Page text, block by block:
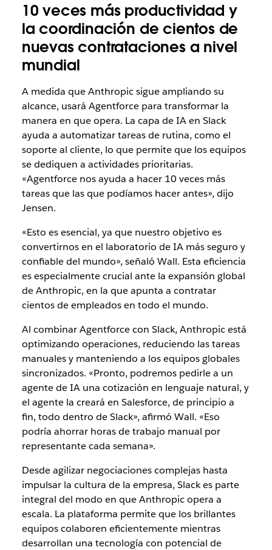
10 veces más productividad y
la coordinación de cientos de
nuevas contrataciones a nivel
mundial
A medida que Anthropic sigue ampliando su
alcance, usará Agentforce para transformar la
manera en que opera. La capa de IA en Slack
ayuda a automatizar tareas de rutina, como el
soporte al cliente, lo que permite que los equipos
se dediquen a actividades prioritarias.
«Agentforce nos ayuda a hacer 10 veces más
tareas que las que podíamos hacer antes», dijo
Jensen.
«Esto es esencial, ya que nuestro objetivo es
convertirnos en el laboratorio de IA más seguro y
confiable del mundo», señaló Wall. Esta eficiencia
es especialmente crucial ante la expansión global
de Anthropic, en la que apunta a contratar
cientos de empleados en todo el mundo.
Al combinar Agentforce con Slack, Anthropic está
optimizando operaciones, reduciendo las tareas
manuales y manteniendo a los equipos globales
sincronizados. «Pronto, podremos pedirle a un
agente de IA una cotización en lenguaje natural, y
el agente la creará en Salesforce, de principio a
fin, todo dentro de Slack», afirmó Wall. «Eso
podría ahorrar horas de trabajo manual por
representante cada semana».
Desde agilizar negociaciones complejas hasta
impulsar la cultura de la empresa, Slack es parte
integral del modo en que Anthropic opera a
escala. La plataforma permite que los brillantes
equipos colaboren eficientemente mientras
desarrollan una tecnología con potencial de